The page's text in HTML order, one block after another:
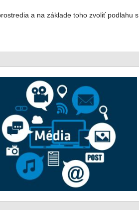
a na základe toho zvoliť podlahu s